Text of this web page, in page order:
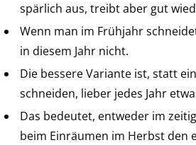
spärlich aus, treibt aber gut
Wenn man im Frühjahr
in diesem Jahr nicht.
Die bessere Variante ist, statt
schneiden, lieber jedes Jahr
Das bedeutet, entweder im
beim Einräumen im Herbst den